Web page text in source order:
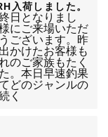
入荷しました。
日となりまし
にご来場いただ
ございます。昨
かけたお客様も
のご家族もたく
。本日早速釣果
どのジャンルの
く